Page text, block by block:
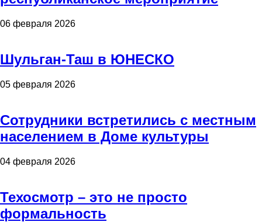
06 февраля 2026
Шульган-Таш в ЮНЕСКО
05 февраля 2026
Сотрудники встретились с местным
населением в Доме культуры
04 февраля 2026
Техосмотр – это не просто
формальность